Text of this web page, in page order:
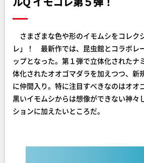
さまざまな色や形のイモムシをコレク
レ」！ 最新作では、昆虫館とコラボレ
ップとなった。第１弾で立体化されたナ
体化されたオオゴマダラを加えつつ、新
に仲間入り。特に注目すべきなのはオオ
黒いイモムシからは想像ができない神々
ションに加えたいところだ。